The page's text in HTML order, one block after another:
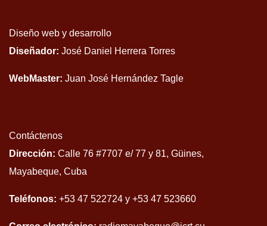
Diseño web y desarrollo
Diseñador: José Daniel Herrera Torres
WebMaster: Juan José Hernández Tagle
Contáctenos
Dirección: Calle 76 #7707 e/ 77 y 81, Güines,
Mayabeque, Cuba
Teléfonos: +53 47 522724 y +53 47 523660